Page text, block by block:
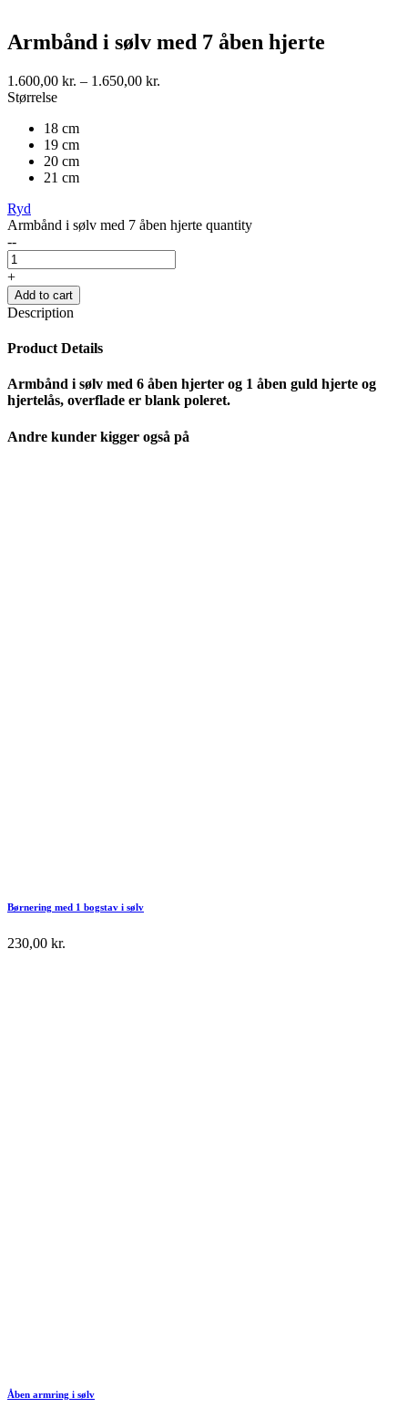
Armbånd i sølv med 7 åben hjerte
1.600,00 kr. – 1.650,00 kr.
Størrelse
18 cm
19 cm
20 cm
21 cm
Ryd
Armbånd i sølv med 7 åben hjerte quantity
--
+
Add to cart
Description
Product Details
Armbånd i sølv med 6 åben hjerter og 1 åben guld hjerte og
hjertelås, overflade er blank poleret.
Andre kunder kigger også på
Børnering med 1 bogstav i sølv
230,00 kr.
Åben armring i sølv